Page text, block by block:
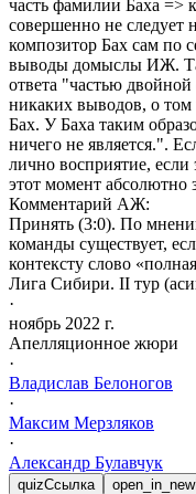
часть фамилии Баха =>
совершенно не следует
композитор Бах сам по
выводы домыслы ИЖ.
ответа "частью
никаких выводов, о том
Бах. У Баха таким
ничего не является.".
лично восприятие,
этот момент абсолютно
Комментарий АЖ:
Принять (3:0). По
команды существует,
контексту слово
Лига Сибири. II тур
·
ноябрь 2022 г.
Апелляционное жюри
·
Владислав Белоногов
·
Максим Мерзляков
·
Александр Булавчук
quizСсылка open_in_new